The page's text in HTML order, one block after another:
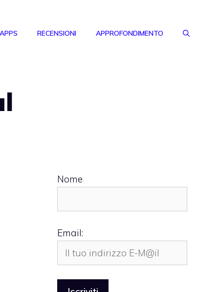
RECENSIONI APPROFONDIMENTO
Nome
Email: